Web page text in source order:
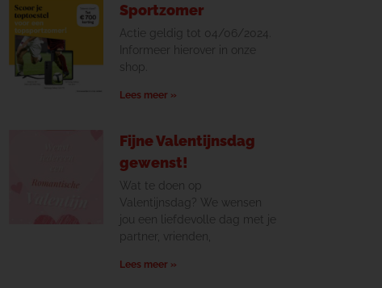
Sportzomer
Actie geldig tot 04/06/2024.
Informeer hierover in onze
shop.
Lees meer »
Fijne Valentijnsdag
gewenst!
Wat te doen op
Valentijnsdag? We wensen
jou een liefdevolle dag met je
partner, vrienden,
Lees meer »